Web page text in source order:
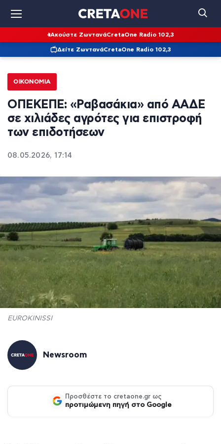
Ακούστε ΖωντανάCretaOne Radio 102,3
Δείτε ΖωντανάCretaOne Radio 102,3
ΟΙΚΟΝΟΜΊΑ
ΟΠΕΚΕΠΕ: «Ραβασάκια» από ΑΑΔΕ
σε χιλιάδες αγρότες για επιστροφή
των επιδοτήσεων
08.05.2026, 17:14
EUROKINISSI
Newsroom
Προσθέστε το cretaone.gr ως
προτιμώμενη πηγή στο Google